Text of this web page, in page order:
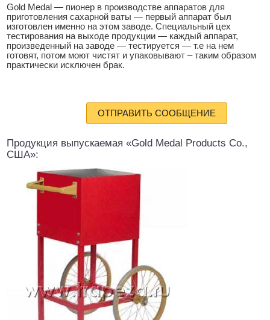
Gold Medal — пионер в производстве аппаратов для
приготовления сахарной ваты — первый аппарат был
изготовлен именно на этом заводе. Специальный цех
тестирования на выходе продукции — каждый аппарат,
произведенный на заводе — тестируется — т.е на нем
готовят, потом моют чистят и упаковывают – таким образом
практически исключен брак.
ОТПРАВИТЬ СООБЩЕНИЕ
Продукция выпускаемая «Gold Medal Products Co.,
США»: